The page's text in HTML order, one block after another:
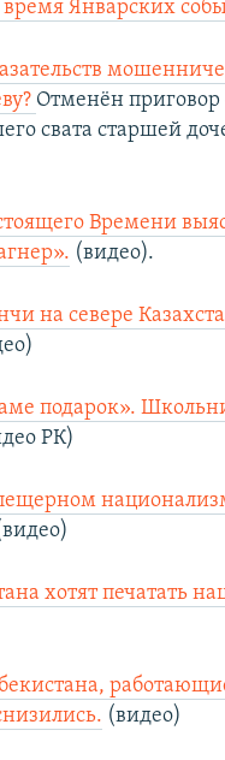
Январских
Отменён
свата старшей
Времени
(видео).
на севере
подарок».
РК)
хотят печатать
(видео)